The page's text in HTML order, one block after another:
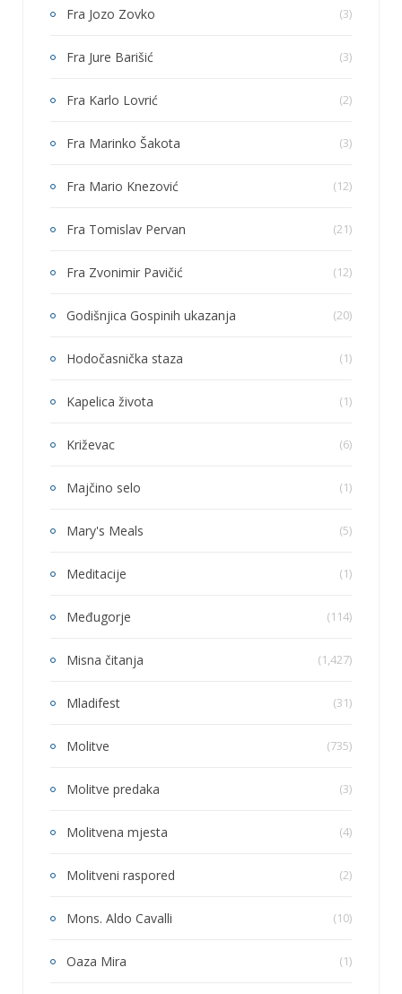
Fra Jozo Zovko (3)
Fra Jure Barišić (3)
Fra Karlo Lovrić (2)
Fra Marinko Šakota (3)
Fra Mario Knezović (12)
Fra Tomislav Pervan (21)
Fra Zvonimir Pavičić (12)
Godišnjica Gospinih ukazanja (20)
Hodočasnička staza (1)
Kapelica života (1)
Križevac (6)
Majčino selo (1)
Mary's Meals (5)
Meditacije (1)
Međugorje (114)
Misna čitanja (1,427)
Mladifest (31)
Molitve (735)
Molitve predaka (3)
Molitvena mjesta (4)
Molitveni raspored (2)
Mons. Aldo Cavalli (10)
Oaza Mira (1)